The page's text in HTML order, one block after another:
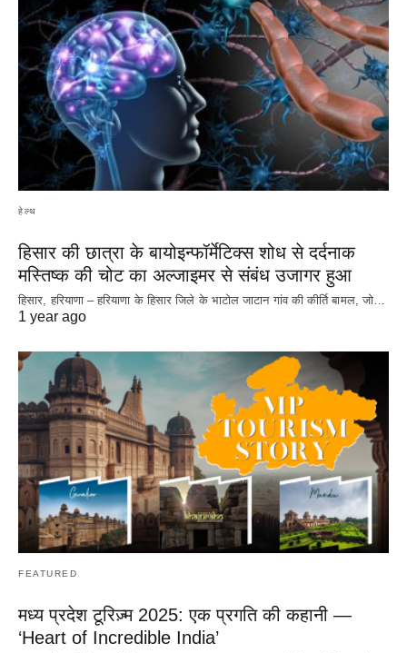
हेल्थ
हिसार की छात्रा के बायोइन्फॉर्मेटिक्स शोध से दर्दनाक
मस्तिष्क की चोट का अल्जाइमर से संबंध उजागर हुआ
हिसार, हरियाणा – हरियाणा के हिसार जिले के भाटोल जाटान गांव की कीर्ति बामल, जो…
1 year ago
FEATURED
मध्य प्रदेश टूरिज़्म 2025: एक प्रगति की कहानी —
‘Heart of Incredible India’